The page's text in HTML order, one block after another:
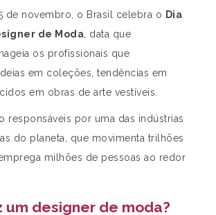
de novembro, o Brasil celebra o Dia
de Moda , data que
os profissionais que
em coleções, tendências em
em obras de arte vestíveis.
responsáveis por uma das indústrias
do planeta, que movimenta trilhões
milhões de pessoas ao redor
um designer de moda?